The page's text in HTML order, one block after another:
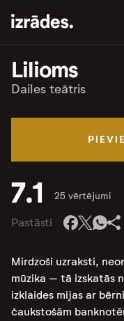
Lilioms
Dailes teātris
7.1 25 vērtējumi
Pastāsti
Mirdzoši uzraksti,
mūzika – tā izskatās
izklaides mijas ar
čaukstošām